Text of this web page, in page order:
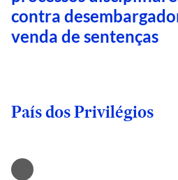
contra
venda de sentenças
País dos Privilégios